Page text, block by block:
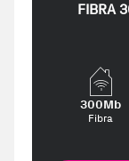
FIBRA
300Mb
Fibra